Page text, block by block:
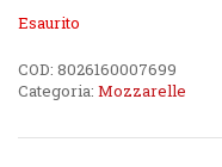
Esaurito
COD: 8026160007699
Categoria: Mozzarelle